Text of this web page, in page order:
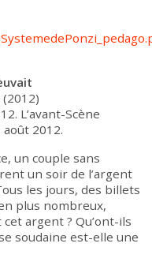
L’avant-Scène
2012.
un couple sans
un soir de l’argent
les jours, des billets
plus nombreux,
cet argent ? Qu’ont-ils
soudaine est-elle une